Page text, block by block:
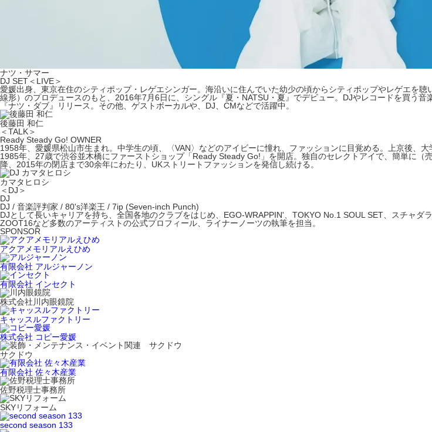
ナツ・サマー
DJ SET＜LIVE＞
愛媛出身、東京在住のシティポップ・レゲエシンガー。海沿いに住んでいた幼少の頃からシティポップやレゲエを
線形）のプロデュースのもと、2016年7月6日に、シングル『夏・NATSU・夏』でデビュー。DJやレコードを買う
『ナツ・ダブ』リリース。その他、ゲストボーカルや、DJ、CMなどで活躍中。
後藤田 和仁
＜TALK＞
Ready Steady Go! OWNER
1958年、愛媛県松山市生まれ。中学生の頃、〈VAN〉などのアイビーに憧れ、ファッションに目覚める。上京後、
1985年、27歳で渋谷並木橋にファーストショップ「Ready Steady Go!」を開店。独自のセレクトアイで、簡単に
降、2015年の閉店まで30余年にわたり、UKストリートファッションを発信し続ける。
カマタヒロシ
＜DJ＞
DJ
DJ / 音楽評判家 / 80's洋楽王 / 7ip (Seven-inch Punch)
DJとして長いキャリアを持ち、全国各地のクラブをはじめ、EGO-WRAPPIN'、TOKYO No.1 SOUL SET、スチャ
ZOOT16など多数のアーティストの公式プロフィール、ライナーノーツの執筆を担当。
SPONSOR
アクアメモリアルえひめ
有限会社 アルジャーノン
有限会社 インセクト
株式会社川内眼鏡院
キャッスルファクトリー
株式会社 コピー愛媛
サクドウ
有限会社 佐々木産業
佐野税理士事務所
SKYリフォーム
second season 133